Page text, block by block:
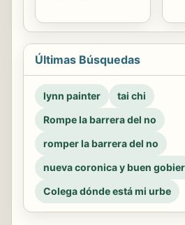
Últimas Búsquedas
lynn painter
tai chi
Rompe la barrera del no
romper la barrera del no
nueva coronica y buen
Colega dónde está mi urbe